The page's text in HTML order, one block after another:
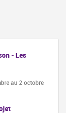
- Les
au 2 octobre